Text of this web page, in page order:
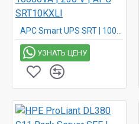
УЗНАТЬ ЦЕНУ